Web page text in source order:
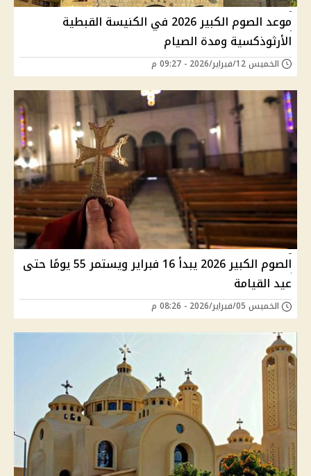
موعد الصوم الكبير 2026 في الكنيسة القبطية
الأرثوذكسية ومدة الصيام
الخميس 12/فبراير/2026 - 09:27 م
الصوم الكبير 2026 يبدأ 16 فبراير ويستمر 55 يومًا حتى
عيد القيامة
الخميس 05/فبراير/2026 - 08:26 م